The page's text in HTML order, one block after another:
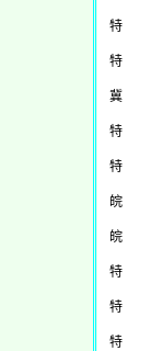
特
特
冀
特
特
皖
皖
特
特
特